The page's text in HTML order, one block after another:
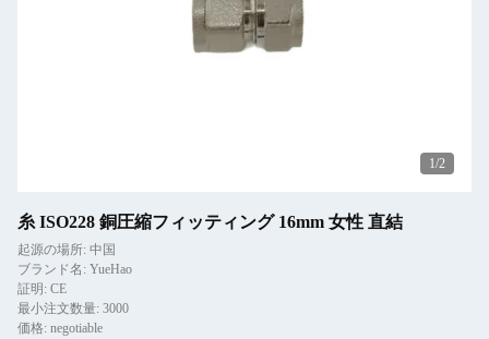
1/2
糸 ISO228 銅圧縮フィッティング 16mm 女性 直結
起源の場所: 中国
ブランド名: YueHao
証明: CE
最小注文数量: 3000
価格: negotiable